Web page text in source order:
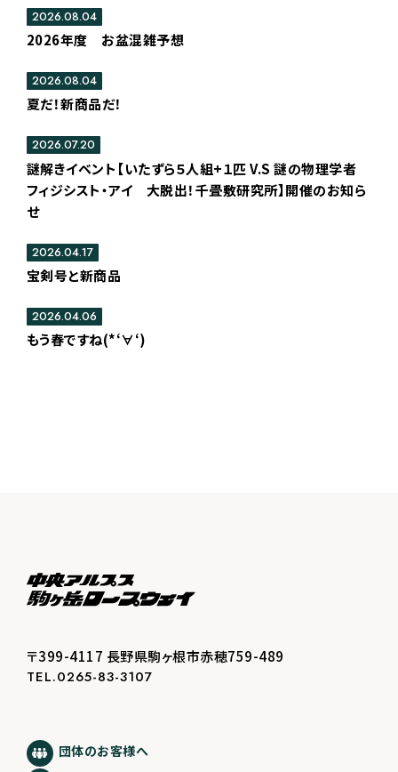
2026年度 お盆混雑予想
2026.08.04
夏だ！新商品だ！
2026.08.04
謎解きイベント【いたずら５人組+１匹 V.S 謎の物理学者
フィジシスト・アイ 大脱出！千畳敷研究所】開催のお知ら
せ
2026.07.20
宝剣号と新商品
2026.04.17
もう春ですね(*‘∀‘)
2026.04.06
〒399-4117 長野県駒ヶ根市赤穂759-489
TEL.0265-83-3107
団体のお客様へ